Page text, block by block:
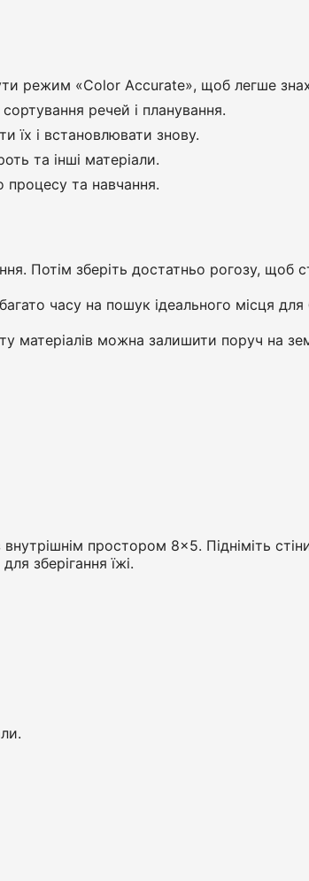
режим «Color Accurate», щоб легше
речей і планування.
їх і встановлювати знову.
та інші матеріали.
та навчання.
Потім зберіть достатньо рогозу,
часу на пошук ідеального місця
матеріалів можна залишити поруч на
простором 8×5. Підніміть
зберігання їжі.